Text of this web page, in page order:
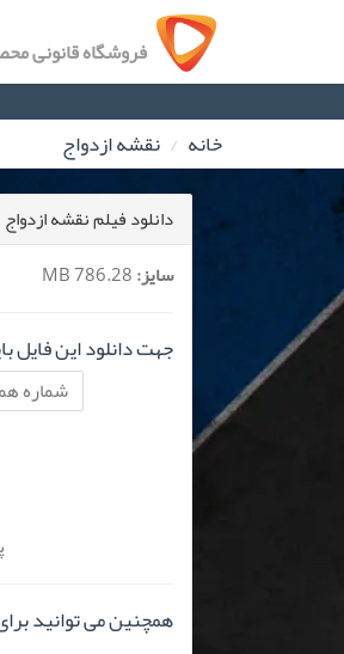
فروشگاه قانونی
خانه نقشه ازدواج
دانلود فیلم نقشه ازدواج
سایز:
جهت دانلود این فایل
همچنین می توانید